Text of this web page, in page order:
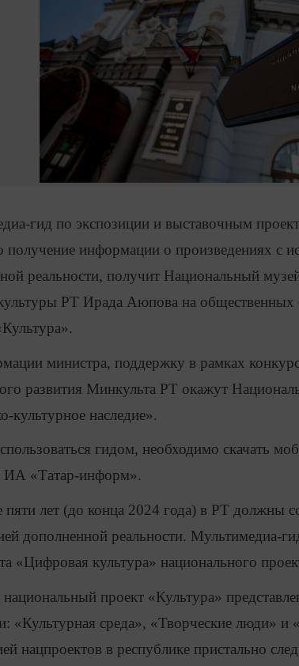
гид по экспозиции и выставочным
получение информации о произведениях с
реальности, получит Национальный
РТ Ирада Аюпова на
министра, поддержку в рамках
развития Минкульта РТ окажут
культурное наследие».
гидом, необходимо скачать
ИА «Татар-информ».
пяти лет (до конца 2024 года) в РТ должны
дополненной реальности. Мультимедиа-
«Цифровая культура» национального
проект «Культура»
«Культурная среда», «Творческие люди» и
нацпроектов в республике пристально